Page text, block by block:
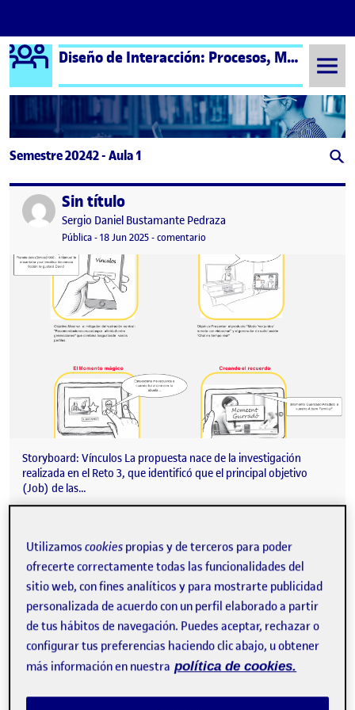
Saltar al contenido
Logo Ágora Diseño de Interacción: Procesos, Métodos y Técnicas – Aula 1
Semestre 20242 - Aula 1
Publicado porSin título
Publicado por
Sergio Daniel Bustamante Pedraza
Visibilidad:
Pública-Fecha de publicación
18 Jun 2025-comentario
Storyboard: Vínculos La propuesta nace de la investigación
realizada en el Reto 3, que identificó que el principal objetivo
(Job) de las…
Publicado porReto 5 – Storyboard y Sketching
Publicado por
Garazi Berrizbeitia Zugazagasti
Visibilidad:
Pública Fecha de publicación
17 Jun 2025 - comentario en Reto 5 – Storyboard y Sketching
Utilizamoscookies propias y de terceros para poder
ofrecerte correctamente todas las funcionalidades del
sitio web, con fines analíticos y para mostrarte publicidad
personalizada de acuerdo con un perfil elaborado a partir
de tus hábitos de navegación. Puedes aceptar, rechazar o
configurar tus preferencias haciendo clic abajo, u obtener
más información en nuestra política de cookies.